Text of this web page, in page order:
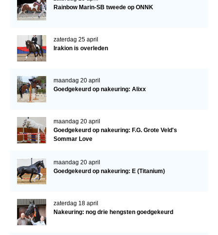
Rainbow Marin-SB tweede op ONNK
zaterdag 25 april
Irakion is overleden
maandag 20 april
Goedgekeurd op nakeuring: Alixx
maandag 20 april
Goedgekeurd op nakeuring: F.G. Grote Veld's
Sommar Love
maandag 20 april
Goedgekeurd op nakeuring: E (Titanium)
zaterdag 18 april
Nakeuring: nog drie hengsten goedgekeurd